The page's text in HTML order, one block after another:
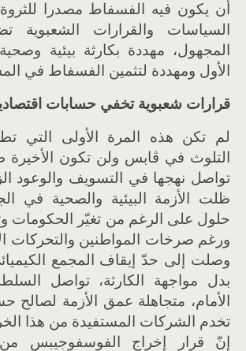
أن يكون فيه الفسفاط مصدرا للثروة
السياسات والقرارات الشعبوية
المجهول، مهددة بكارثة بيئية
الأول ومهددة لتثمين الفسفاط في
قرارات شعبوية تخفي حسابات
لم تكن هذه المرة الأولى التي
التلوث في ڨابس ولن تكون الأخيرة
تواصل نهجها في التسويف والوعود
ظلت الأزمة البيئية والصحية في
حلول على الرغم من تغيّر الحكومات
ورغم صرخات المواطنين والتحركات
وصلت إلى حدّ إيقاف المجمع
بدل مواجهة الكارثة، تواصل
الأمام، متجاهلة عمق الأزمة لصالح
تخدم الشركات المستفيدة من هذا
إنّ قرار إخراج الفوسفوجيبس من